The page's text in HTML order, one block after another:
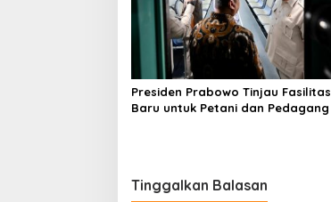
Presiden Prabowo Tinjau Fasilitas
Baru untuk Petani dan Pedagang
Tinggalkan Balasan